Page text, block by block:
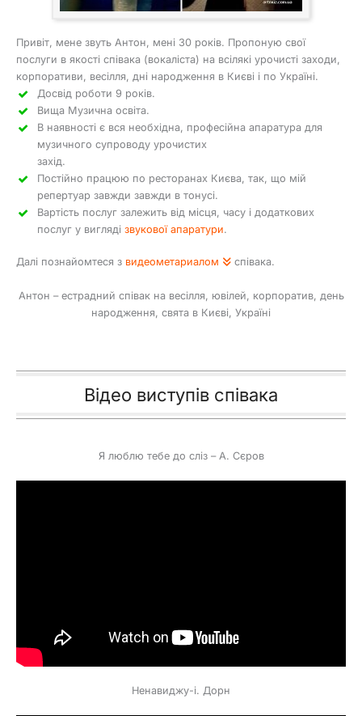
Привіт, мене звуть Антон, мені 30 років. Пропоную свої
послуги в якості співака (вокаліста) на всілякі урочисті заходи,
корпоративи, весілля, дні народження в Києві і по Україні.
Досвід роботи 9 років.
Вища Музична освіта.
В наявності є вся необхідна, професійна апаратура для
музичного супроводу урочистих
захід.
Постійно працюю по ресторанах Києва, так, що мій
репертуар завжди завжди в тонусі.
Вартість послуг залежить від місця, часу і додаткових
послуг у вигляді звукової апаратури.
Далі познайомтеся з видеометариалом співака.
Антон – естрадний співак на весілля, ювілей, корпоратив, день
народження, свята в Києві, Україні
Відео виступів співака
Я люблю тебе до сліз – А. Сєров
Ненавиджу-і. Дорн